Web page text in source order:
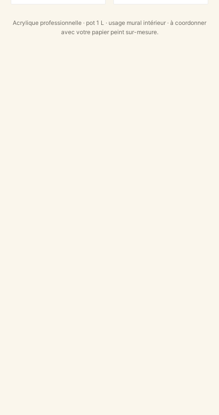
Acrylique professionnelle · pot 1 L · usage mural intérieur · à coordonner
avec votre papier peint sur-mesure.